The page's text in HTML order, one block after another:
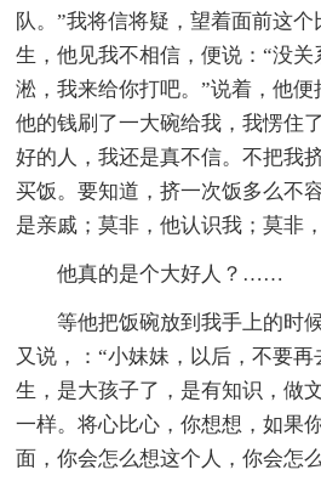
队。”我将信将疑，望着面前这
生，他见我不相信，便说：“没
淞，我来给你打吧。”说着，他便
他的钱刷了一大碗给我，我愣住
好的人，我还是真不信。不把我
买饭。要知道，挤一次饭多么不
是亲戚；莫非，他认识我；莫非，
他真的是个大好人？……
等他把饭碗放到我手上的时
又说，：“小妹妹，以后，不要
生，是大孩子了，是有知识，做
一样。将心比心，你想想，如果
面，你会怎么想这个人，你会怎